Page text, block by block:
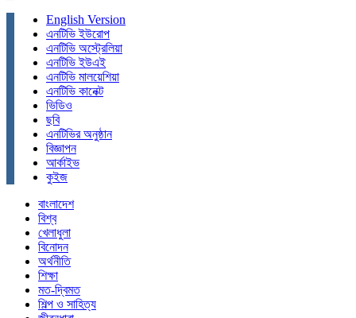
English Version
এনটিভি ইউরোপ
এনটিভি অস্ট্রেলিয়া
এনটিভি ইউএই
এনটিভি মালয়েশিয়া
এনটিভি কানেক্ট
ভিডিও
ছবি
এনটিভির অনুষ্ঠান
বিজ্ঞাপন
আর্কাইভ
কুইজ
বাংলাদেশ
বিশ্ব
খেলাধুলা
বিনোদন
অর্থনীতি
শিক্ষা
মত-দ্বিমত
শিল্প ও সাহিত্য